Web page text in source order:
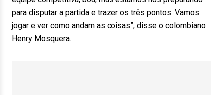
para disputar a partida e trazer os três pontos. Vamos
jogar e ver como andam as coisas”, disse o colombiano
Henry Mosquera.